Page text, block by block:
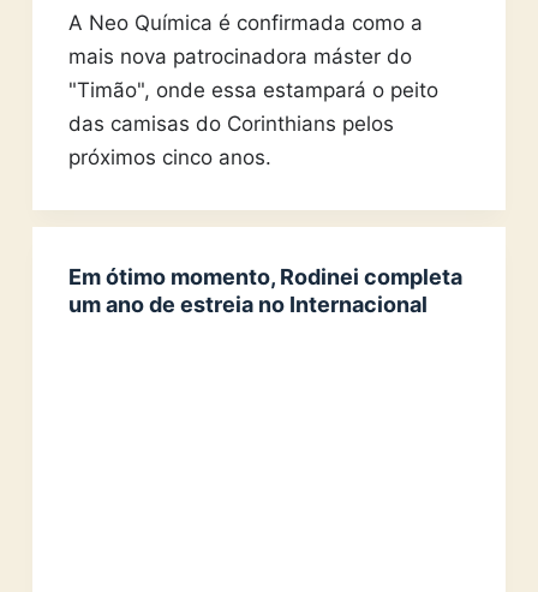
A Neo Química é confirmada como a
mais nova patrocinadora máster do
"Timão", onde essa estampará o peito
das camisas do Corinthians pelos
próximos cinco anos.
Em ótimo momento, Rodinei completa
um ano de estreia no Internacional